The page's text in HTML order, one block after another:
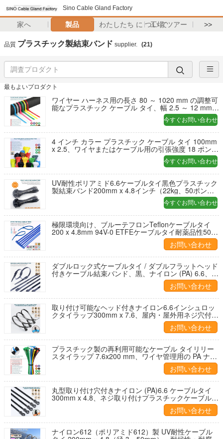
Sino Cable Gland Factory
家へ 製品 わたしたち に つい て工場 ツアー >>
品質 プラスチック製結束バンド supplier. (21)
最もよいプロダクト
ワイヤー ハーネス用の長さ 80 ～ 1020 mm の調整可
能なプラスチック ケーブル タイ、幅 2.5 ～ 12 mm
の多用途ナイロン ケーブル タイ結束バンド今すぐお問い合わせ
4 インチ カラー プラスチック ケーブル タイ 100mm
x 2.5、ワイヤまたはケーブル用の引張強度 18 ポンド
今すぐお問い合わせ
UV耐性ポリアミド6.6ケーブルタイ黒色プラスチック
製結束バンド200mm x 4.8インチ（22kg、50ポン
今すぐお問い合わせ
極限環境向け、ブルーテフロンTeflonケーブルタイ
200 x 4.8mm 94V-0 ETFEケーブルタイ耐薬品性50ポ
お問い合わせ
ダブルロック式ケーブルタイ / ダブルフラットヘッド
付きケーブル結束バンド、黒、ナイロン (PA) 6.6、
760x9mm、110lbs、500N、Ø20~220mm、屋外用
お問い合わせ
取り付け可能なヘッド付きナイロン6.6インシュロッ
クタイラップ300mm x 7.6、屋内・屋外用ネジ穴付き
お問い合わせ
プラスチック製の再利用可能なケーブル タイリリー
スタイラップ 7.6x200 mm、ワイヤ管理用の PA ナイ
ロン 66 リリース可能なケーブル結束バンド (50 ポン
お問い合わせ
丸型取り付け穴付きナイロン (PA)6.6 ケーブルタイ
300mm x 4.8、ネジ取り付けプラスチックケーブルタ
イ (50 ポンド)、吊り下げ物用の取り付け可能なケー
お問い合わせ
ナイロン612（ポリアミド612）製 UV耐性ケーブル